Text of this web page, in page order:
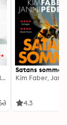
Kim Faber, Janni Pedersen
Satans sommer
4.3